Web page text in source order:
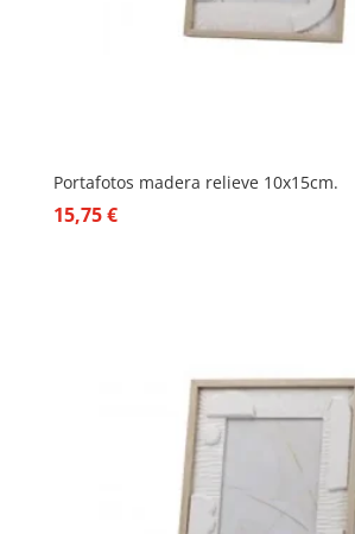
Portafotos madera relieve 10x15cm.
15,75€